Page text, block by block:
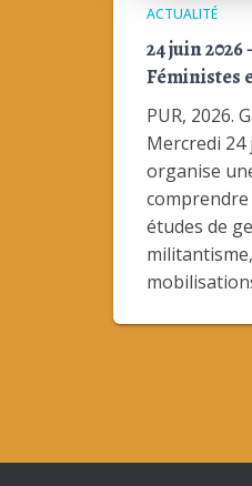
ACTUALITÉ
24 juin 2026
Féministes
PUR, 2026.
Mercredi 24
organise
comprendre
études de